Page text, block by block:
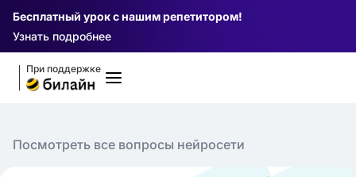
Бесплатный урок с нашим репетитором!
Узнать подробнее
При поддержке
Посмотреть все вопросы нейросети